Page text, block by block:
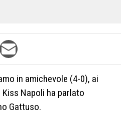
in amichevole (4-0), ai
Napoli ha parlato
Gattuso.